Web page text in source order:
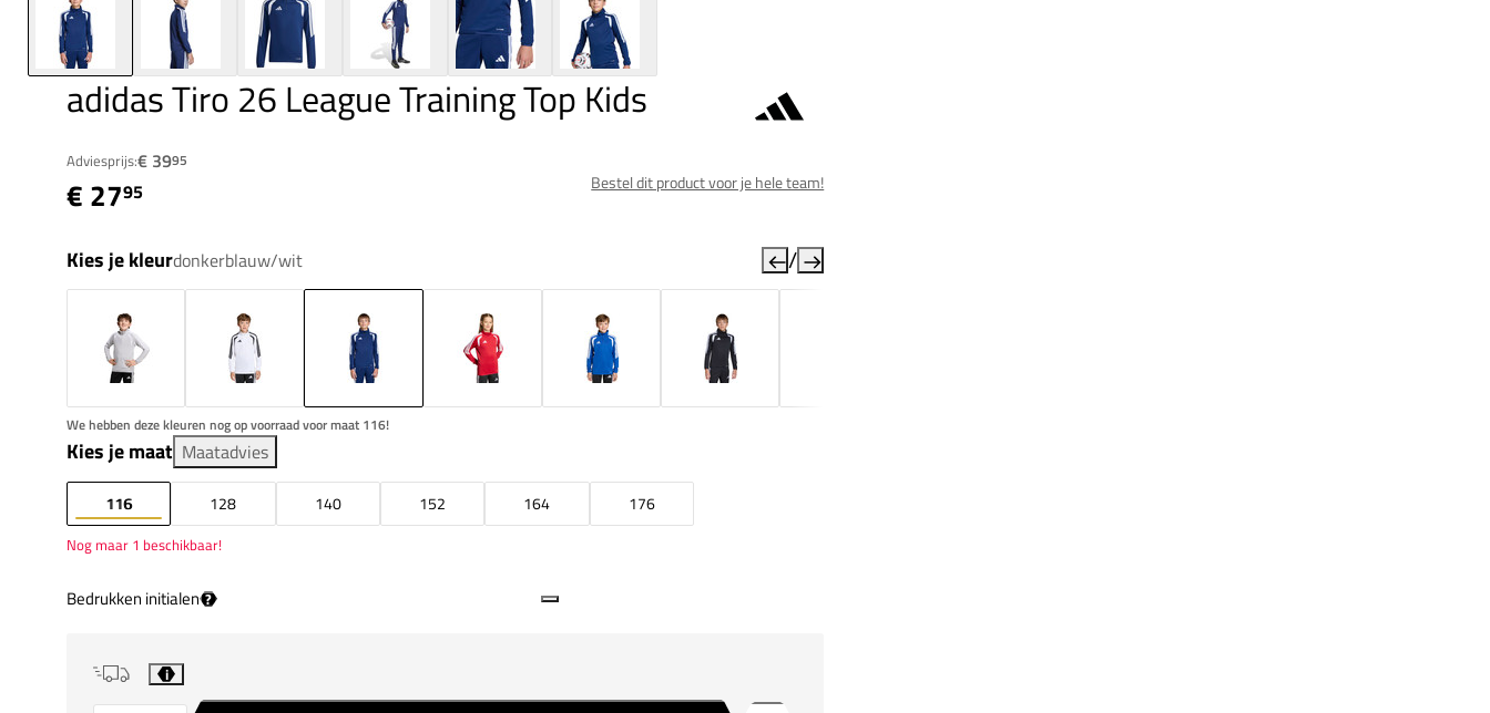
adidas Tiro 26 League Training Top Kids
Adviesprijs:€ 3995
€ 2795 Bestel dit product voor je hele team!
Kies je kleurdonkerblauw/wit /
We hebben deze kleuren nog op voorraad voor maat 116!
Kies je maat Maatadvies
116 128 140 152 164 176
Nog maar 1 beschikbaar!
Bedrukken initialen ?
i